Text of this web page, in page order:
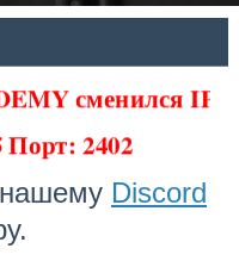
сменился IP
Порт: 2402
нашему Discord